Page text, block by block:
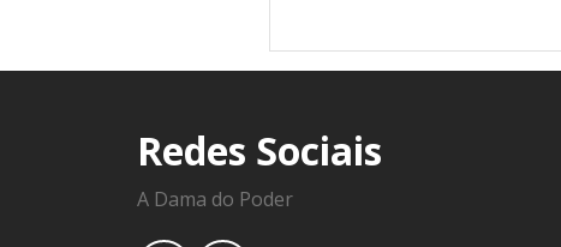
Redes Sociais
A Dama do Poder